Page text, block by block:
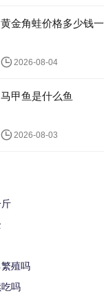
黄金角蛙价格多少钱
2026-08-04
马甲鱼是什么鱼
2026-08-03
殖吗
吗